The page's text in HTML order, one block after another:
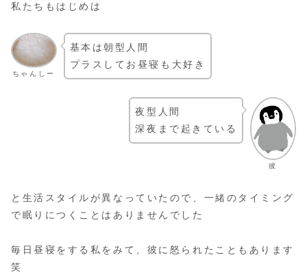
私たちもはじめは
ちゃんしー
基本は朝型人間
プラスしてお昼寝も大好き
彼
夜型人間
深夜まで起きている
と生活スタイルが異なっていたので、一緒のタイミング
で眠りにつくことはありませんでした
毎日昼寝をする私をみて、彼に怒られたこともあります
笑